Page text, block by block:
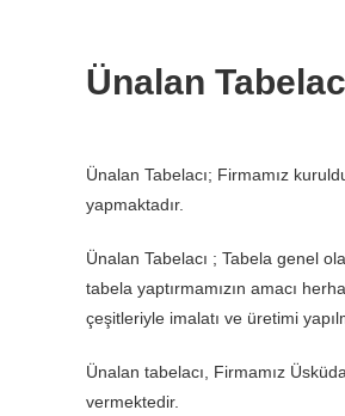
Ünalan
Ünalan Tabelacı; Firmamız
yapmaktadır.
Ünalan Tabelacı ; Tabela genel
tabela yaptırmamızın amacı
çeşitleriyle imalatı ve üretimi
Ünalan tabelacı, Firmamız
vermektedir.